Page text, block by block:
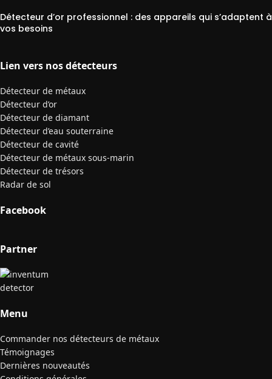
Détecteur d’or professionnel : des appareils qui s’adaptent à
vos besoins
Lien vers nos détecteurs
Détecteur de métaux
Détecteur d’or
Détecteur de diamant
Détecteur d’eau souterraine
Détecteur de cavité
Détecteur de métaux sous-marin
Détecteur de trésors
Radar de sol
Facebook
Partner
Menu
Commander nos détecteurs de métaux
Témoignages
Dernières nouveautés